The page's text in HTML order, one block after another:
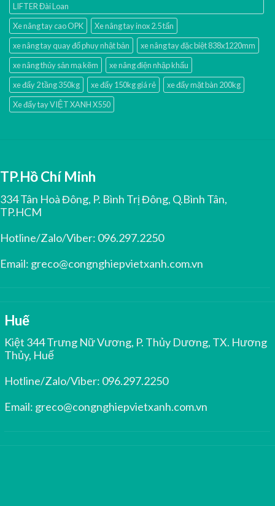
LIFTER Đài Loan
Xe nâng tay cao OPK
Xe nâng tay inox 2.5 tấn
xe nâng tay quay đổ phuy nhật bản
xe nâng tay đặc biệt 838x1220mm
xe nâng thủy sản mạ kẽm
xe nâng điện nhập khấu
xe đẩy 2 tầng 350kg
xe đẩy 150kg giá rẻ
xe đẩy mặt bàn 200kg
Xe đẩy tay VIỆT XANH X550
TP.Hồ Chí Minh
334 Tân Hoà Đông, P. Bình Trị Đông, Q.Bình Tân,
TP.HCM
Hotline/Zalo/Viber: 096.297.2250
Email: greco@congnghiepvietxanh.com.vn
Huế
Kiệt 344 Trưng Nữ Vương, P. Thủy Dương, TX. Hương
Thủy, Huế
Hotline/Zalo/Viber: 096.297.2250
Email: greco@congnghiepvietxanh.com.vn